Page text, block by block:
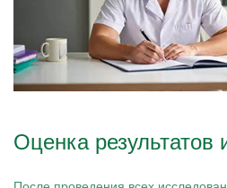
Оценка результатов